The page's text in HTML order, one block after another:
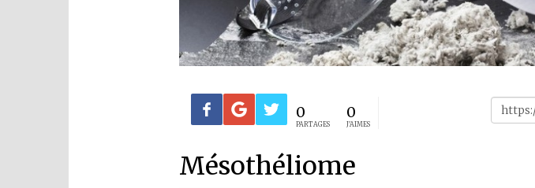
0
PARTAGES
0
J'AIMES
Mésothéliome